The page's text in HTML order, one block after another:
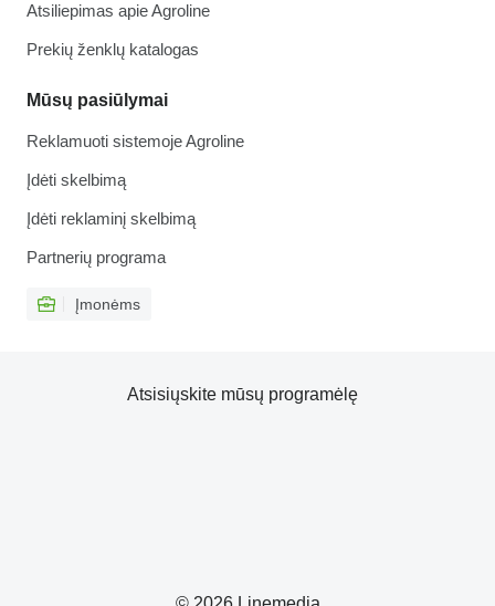
Atsiliepimas apie Agroline
Prekių ženklų katalogas
Mūsų pasiūlymai
Reklamuoti sistemoje Agroline
Įdėti skelbimą
Įdėti reklaminį skelbimą
Partnerių programa
Įmonėms
Atsisiųskite mūsų programėlę